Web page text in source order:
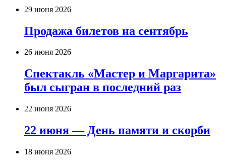
29 июня 2026
Продажа билетов на сентябрь
26 июня 2026
Спектакль «Мастер и Маргарита»
был сыгран в последний раз
22 июня 2026
22 июня — День памяти и скорби
18 июня 2026